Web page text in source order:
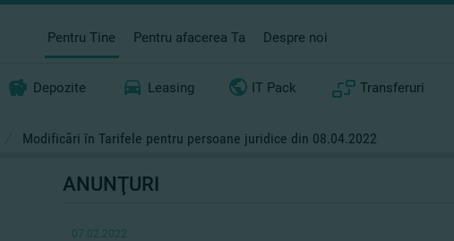
Pentru Tine Pentru afacerea Ta Despre noi
Depozite Leasing IT Pack Transferuri
Modificări în Tarifele pentru persoane juridice din 08.04.2022
ANUNŢURI
07.02.2022